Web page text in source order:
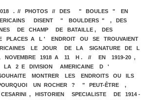
. // PHOTOS // DES " BOULES " EN
DISENT " BOULDERS " , DES
DE CHAMP DE BATAILLE , DES
PLACES A L ' ENDROIT OU SE TROUVAIENT
LE JOUR DE LA SIGNATURE DE L
NOVEMBRE 1918 A 11 H . // EN 1919-20 ,
LA 2 E DIVISION AMERICAINE D '
MONTRER LES ENDROITS OU ILS
UN ROCHER ? " PEUT-ÊTRE ,
, HISTORIEN SPECIALISTE DE 1914 -